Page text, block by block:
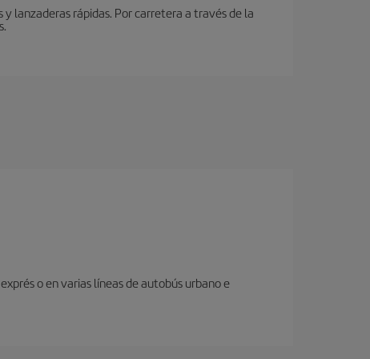
lanzaderas rápidas. Por carretera a través de la
o en varias líneas de autobús urbano e